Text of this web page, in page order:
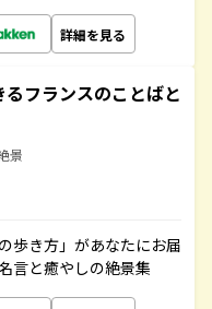
詳細を見る
フランスのことばと
景
歩き方」があなたにお届
言と癒やしの絶景集